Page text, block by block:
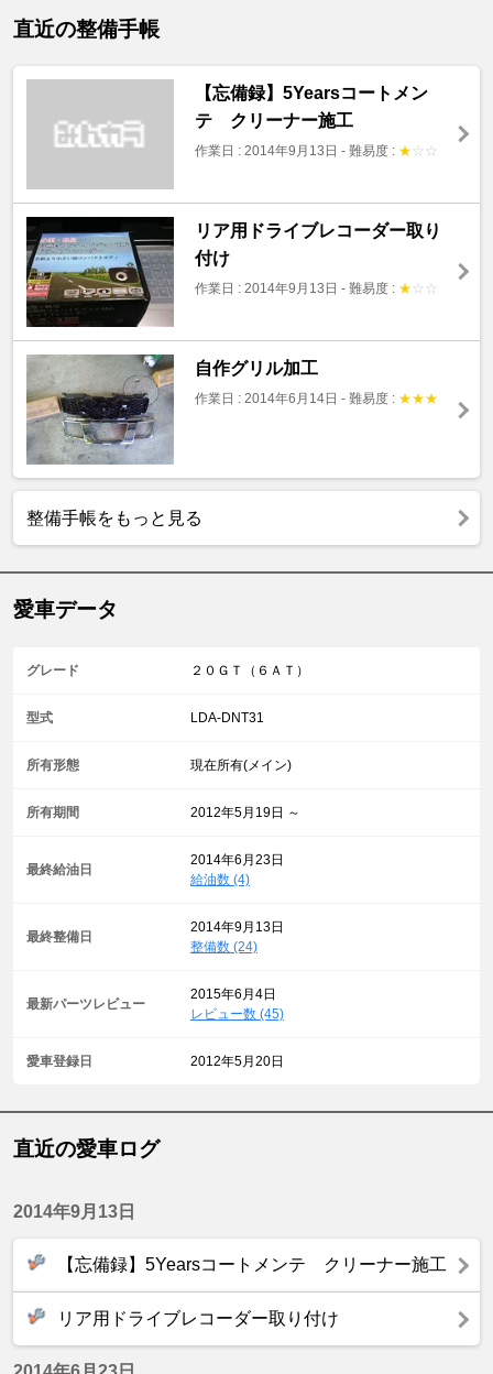
直近の整備手帳
【忘備録】5Yearsコートメン
テ クリーナー施工
作業日 : 2014年9月13日 - 難易度 : ★ ☆ ☆
リア用ドライブレコーダー取り
付け
作業日 : 2014年9月13日 - 難易度 : ★ ☆ ☆
自作グリル加工
作業日 : 2014年6月14日 - 難易度 : ★★★
整備手帳をもっと見る
愛車データ
グレード ２０ＧＴ（６ＡＴ）
型式 LDA-DNT31
所有形態 現在所有(メイン)
所有期間 2012年5月19日 ～
最終給油日
2014年6月23日
給油数 (4)
最終整備日
2014年9月13日
整備数 (24)
最新パーツレビュー
2015年6月4日
レビュー数 (45)
愛車登録日 2012年5月20日
直近の愛車ログ
2014年9月13日
【忘備録】5Yearsコートメンテ クリーナー施工
リア用ドライブレコーダー取り付け